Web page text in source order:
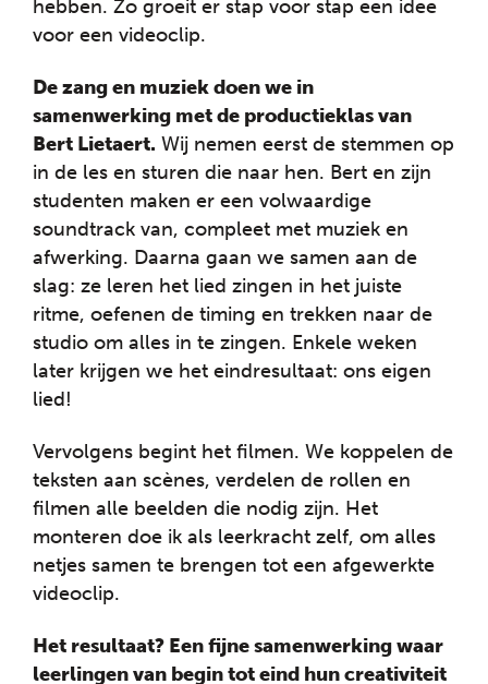
hebben. Zo groeit er stap voor stap een idee
voor een videoclip.
De zang en muziek doen we in
samenwerking met de productieklas van
Bert Lietaert. Wij nemen eerst de stemmen op
in de les en sturen die naar hen. Bert en zijn
studenten maken er een volwaardige
soundtrack van, compleet met muziek en
afwerking. Daarna gaan we samen aan de
slag: ze leren het lied zingen in het juiste
ritme, oefenen de timing en trekken naar de
studio om alles in te zingen. Enkele weken
later krijgen we het eindresultaat: ons eigen
lied!
Vervolgens begint het filmen. We koppelen de
teksten aan scènes, verdelen de rollen en
filmen alle beelden die nodig zijn. Het
monteren doe ik als leerkracht zelf, om alles
netjes samen te brengen tot een afgewerkte
videoclip.
Het resultaat? Een fijne samenwerking waar
leerlingen van begin tot eind hun creativiteit